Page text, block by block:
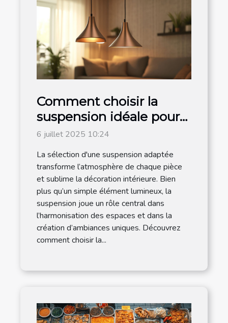
Comment choisir la
suspension idéale pour
chaque espace de votre
maison ?
6 juillet 2025 10:24
La sélection d'une suspension adaptée
transforme l’atmosphère de chaque pièce
et sublime la décoration intérieure. Bien
plus qu’un simple élément lumineux, la
suspension joue un rôle central dans
l’harmonisation des espaces et dans la
création d’ambiances uniques. Découvrez
comment choisir la...